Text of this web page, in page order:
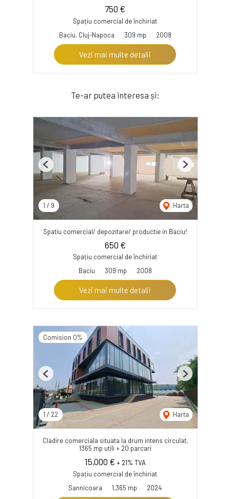
750 €
Spațiu comercial de închiriat
Baciu, Cluj-Napoca
309 mp 2008
Vezi mai multe detalii
Te-ar putea interesa și:
1 / 9 Harta
Previous Next
Spatiu comercial/ depozitare/ productie in Baciu!
650 €
Spațiu comercial de închiriat
Baciu
309 mp 2008
Vezi mai multe detalii
Comision 0%
1 / 22 Harta
Previous Next
Cladire comerciala situata la drum intens circulat,
1365 mp utili + 20 parcari
15,000 € + 21% TVA
Spațiu comercial de închiriat
Sannicoara
1,365 mp 2024